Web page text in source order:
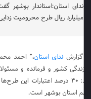
میلیارد ریال طرح محرومیت
ندای استان،” احمد
کشور و فرمانده و
استان بوشهر است.